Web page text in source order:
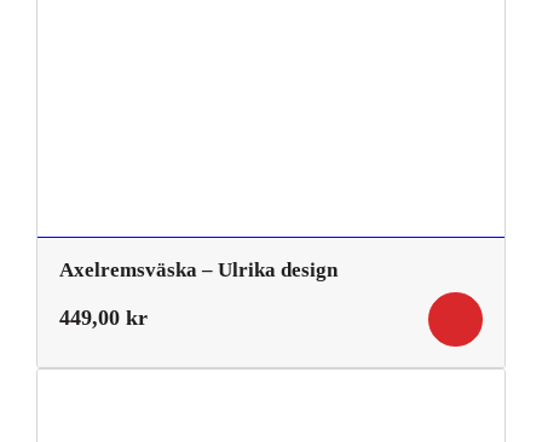
Axelremsväska – Ulrika design
449,00 kr